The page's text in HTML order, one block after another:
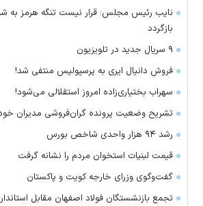
نایب رئیس مجلس: قرار نیست تنگه هرمز به
بازگردد
۹ سریال جدید در تلویزیون
فروش دانیال ایری به پرسپولیس منتفی شد!
سهراب بختیاری‌زاده امروز استقلالی می‌شود!
تشریح وضعیت پرونده گران‌فروشی مدیران
رشد ۹۴ هزار واحدی شاخص بورس
قیمت لبنیات استخوان مردم را نشانه گرفت
گفت‌وگوی وزرای خارجه کویت و پاکستان
تجمع بازنشستگان فولاد اصفهان مقابل